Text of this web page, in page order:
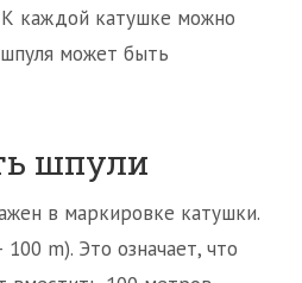
каждой катушке можно
может быть
шпули
в маркировке катушки.
m). Это означает, что